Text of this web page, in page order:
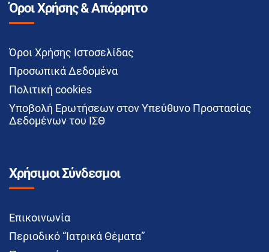
Όροι Χρήσης & Απόρρητο
Όροι Χρήσης Ιστοσελίδας
Προσωπικά Δεδομένα
Πολιτική cookies
Υποβολή Ερωτήσεων στον Υπεύθυνο Προστασίας
Δεδομένων του ΙΣΘ
Χρήσιμοι Σύνδεσμοι
Επικοινωνία
Περιοδικό “Ιατρικά Θέματα”